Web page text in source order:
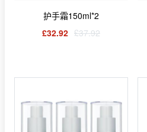
护手霜150ml*2
£32.92 £37.92